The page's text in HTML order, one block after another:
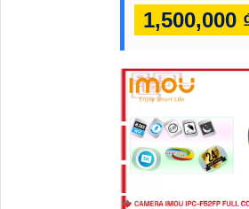
1,500,000